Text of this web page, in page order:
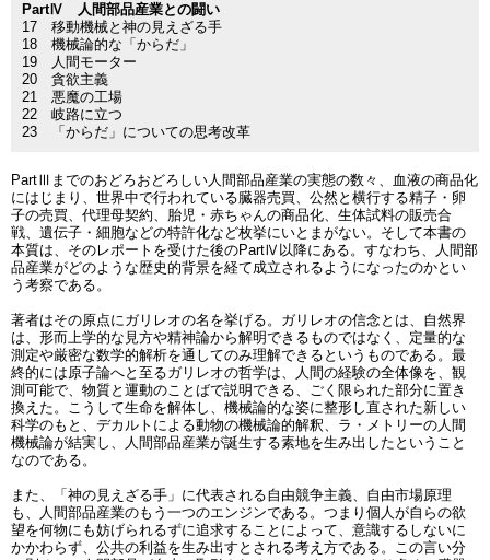
PartⅣ 人間部品産業との闘い
17 移動機械と神の見えざる手
18 機械論的な「からだ」
19 人間モーター
20 貪欲主義
21 悪魔の工場
22 岐路に立つ
23 「からだ」についての思考改革
PartⅢまでのおどろおどろしい人間部品産業の実態の数々、血液の商品化
にはじまり、世界中で行われている臓器売買、公然と横行する精子・卵
子の売買、代理母契約、胎児・赤ちゃんの商品化、生体試料の販売合
戦、遺伝子・細胞などの特許化など枚挙にいとまがない。そして本書の
本質は、そのレポートを受けた後のPartⅣ以降にある。すなわち、人間部
品産業がどのような歴史的背景を経て成立されるようになったのかとい
う考察である。
著者はその原点にガリレオの名を挙げる。ガリレオの信念とは、自然界
は、形而上学的な見方や精神論から解明できるものではなく、定量的な
測定や厳密な数学的解析を通してのみ理解できるというものである。最
終的には原子論へと至るガリレオの哲学は、人間の経験の全体像を、観
測可能で、物質と運動のことばで説明できる、ごく限られた部分に置き
換えた。こうして生命を解体し、機械論的な姿に整形し直された新しい
科学のもと、デカルトによる動物の機械論的解釈、ラ・メトリーの人間
機械論が結実し、人間部品産業が誕生する素地を生み出したということ
なのである。
また、「神の見えざる手」に代表される自由競争主義、自由市場原理
も、人間部品産業のもう一つのエンジンである。つまり個人が自らの欲
望を何物にも妨げられるずに追求することによって、意識するしないに
かかわらず、公共の利益を生み出すとされる考え方である。この言い分